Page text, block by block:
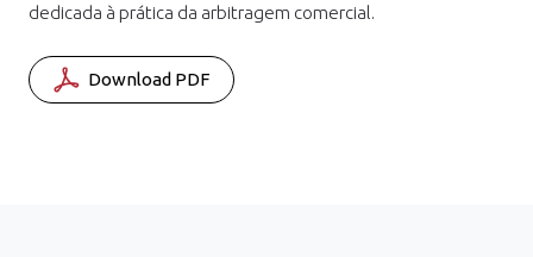
dedicada à prática da arbitragem comercial.
Download PDF